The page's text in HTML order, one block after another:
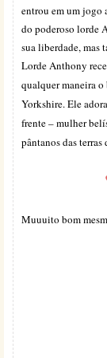
entrou em um jogo
do poderoso lorde
sua liberdade, mas
Lorde Anthony
qualquer maneira
Yorkshire. Ele
frente – mulher
pântanos das terras
Muuuito bom